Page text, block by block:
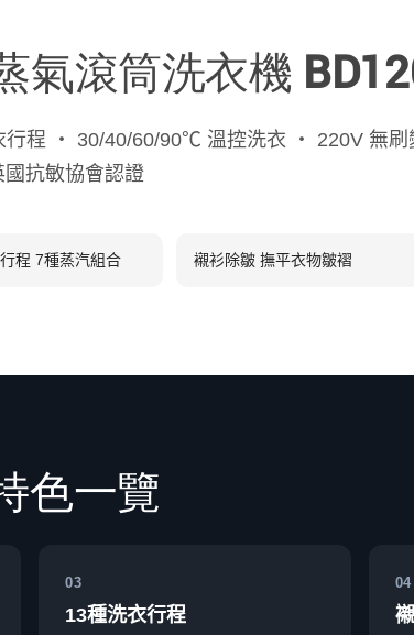
氣滾筒洗衣機
程 ‧ 30/40/60/90℃ 溫控洗衣 ‧ 220V 無刷
抗敏協會認證
程 7種蒸汽組合 襯衫除皺 撫平衣物皺褶
色一覽
03
13種洗衣行程
04